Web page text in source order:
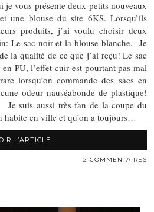
vous présente deux petits nouveaux
une blouse du site 6KS. Lorsqu’ils
produits, j’ai voulu choisir deux
Le sac noir et la blouse blanche. Je
la qualité de ce que j’ai reçu! Le sac
PU, l’effet cuir est pourtant pas mal
lorsqu’on commande des sacs en
odeur nauséabonde de plastique!
suis aussi très fan de la coupe du
habite en ville et qu’on a toujours…
L’ARTICLE
2 COMMENTAIRES